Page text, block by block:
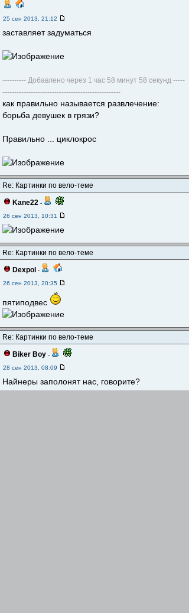
25 сен 2013, 21:12
заставляет задуматься
---------- Добавлено через 1 час 58 минут 58 секунд -----
--------------------------------------------------
как правильно называется развлечение:
борьба девушек в грязи?
Правильно ... циклокрос
Re: Картинки по вело-теме
Kane22 -
26 сен 2013, 10:31
Re: Картинки по вело-теме
Dexpol -
26 сен 2013, 20:35
пятиподвес
Re: Картинки по вело-теме
Biker Boy -
28 сен 2013, 08:09
Найнеры заполонят нас, говорите?